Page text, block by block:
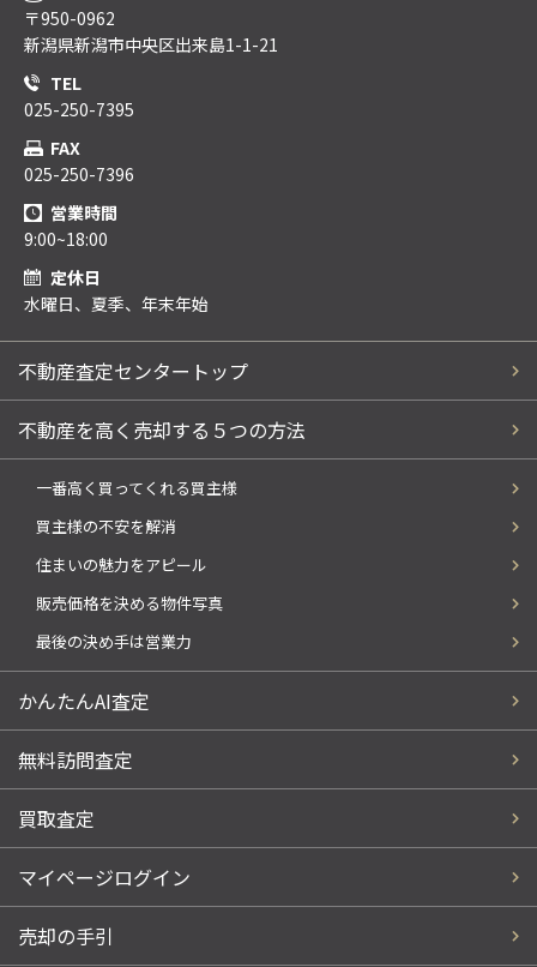
〒950-0962
新潟県新潟市中央区出来島1-1-21
TEL
025-250-7395
FAX
025-250-7396
営業時間
9:00~18:00
定休日
水曜日、夏季、年末年始
不動産査定センタートップ
不動産を高く売却する５つの方法
一番高く買ってくれる買主様
買主様の不安を解消
住まいの魅力をアピール
販売価格を決める物件写真
最後の決め手は営業力
かんたんAI査定
無料訪問査定
買取査定
マイページログイン
売却の手引